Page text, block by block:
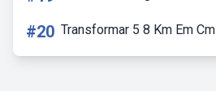
#20 Transformar 5 8 Km Em Cm